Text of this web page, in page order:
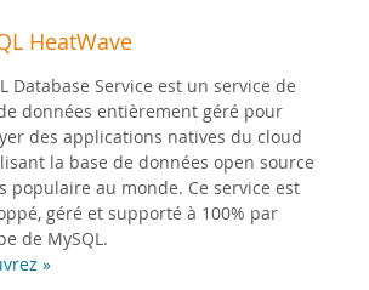
HeatWave
Database Service est un service de
données entièrement géré pour
des applications natives du cloud
la base de données open source
populaire au monde. Ce service est
géré et supporté à 100% par
de MySQL.
»